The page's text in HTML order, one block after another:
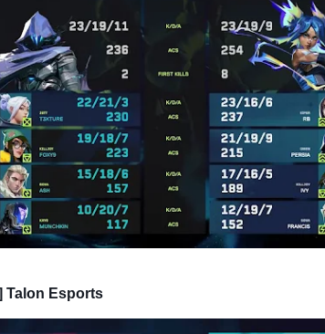
Talon Esports